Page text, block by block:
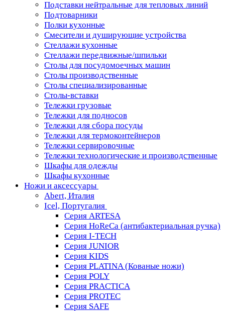
Подставки нейтральные для тепловых линий
Подтоварники
Полки кухонные
Смесители и душирующие устройства
Стеллажи кухонные
Стеллажи передвижные/шпильки
Столы для посудомоечных машин
Столы производственные
Столы специализированные
Столы-вставки
Тележки грузовые
Тележки для подносов
Тележки для сбора посуды
Тележки для термоконтейнеров
Тележки сервировочные
Тележки технологические и производственные
Шкафы для одежды
Шкафы кухонные
Ножи и аксессуары
Abert, Италия
Icel, Португалия
Серия ARTESA
Серия HoReCa (антибактериальная ручка)
Серия I-TECH
Серия JUNIOR
Серия KIDS
Серия PLATINA (Кованые ножи)
Серия POLY
Серия PRACTICA
Серия PROTEC
Серия SAFE